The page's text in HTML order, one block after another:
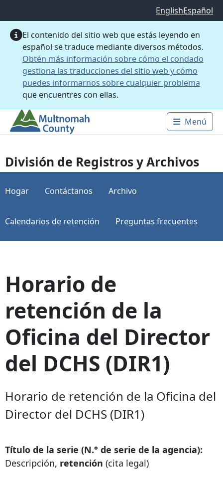
EnglishEspañol
El contenido del sitio web que estás leyendo en
español se traduce mediante diversos métodos.
Obtén más información sobre cómo el condado
gestiona las traducciones del sitio web y cómo
puedes informarnos sobre cualquier problema
que encuentres con ellas.
Main
Menú
División de Registros y Archivos
Hogar Contáctanos Archivo
Calendarios de retención Preguntas frecuentes
Horario de
retención de la
Oficina del Director
del DCHS (DIR1)
Horario de retención de la Oficina del
Director del DCHS (DIR1)
Título de la serie (N.° de serie de la agencia):
Descripción, retención (cita legal)